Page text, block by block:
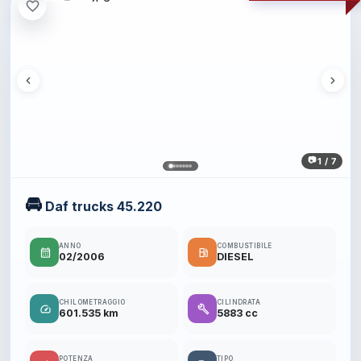
1 / 7
favorite_border
🚘 Daf trucks 45.220
calendar_month
ANNO
02/2006 local_gas_station
COMBUSTIBILE
DIESEL
speed
CHILOMETRAGGIO
601.535 km build
CILINDRATA
5883 cc
POTENZA TIPO